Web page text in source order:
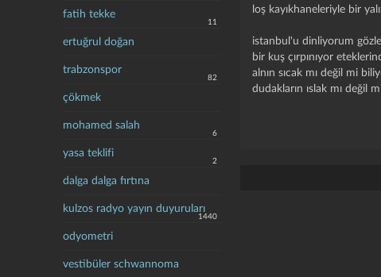
fatih tekke
11
ertuğrul doğan
trabzonspor
82
çökmek
mohamed salah
6
yasa teklifi
2
dalga dalga fırtına
kulzos radyo yayın duyuruları
1440
odyometri
vestibüler schwannoma
loş kayıkhaneleriyle bir yalı
istanbul'u dinliyorum
bir kuş çırpınıyor
alnın sıcak mı değil mi
dudakların ıslak mı değil